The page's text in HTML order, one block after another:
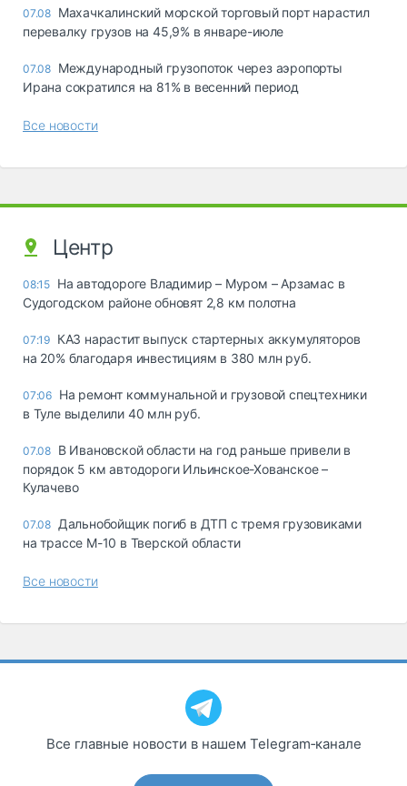
07.08 Махачкалинский морской торговый порт нарастил
перевалку грузов на 45,9% в январе-июле
07.08 Международный грузопоток через аэропорты
Ирана сократился на 81% в весенний период
Все новости
Центр
08:15 На автодороге Владимир – Муром – Арзамас в
Судогодском районе обновят 2,8 км полотна
07:19 КАЗ нарастит выпуск стартерных аккумуляторов
на 20% благодаря инвестициям в 380 млн руб.
07:06 На ремонт коммунальной и грузовой спецтехники
в Туле выделили 40 млн руб.
07.08 В Ивановской области на год раньше привели в
порядок 5 км автодороги Ильинское-Хованское –
Кулачево
07.08 Дальнобойщик погиб в ДТП с тремя грузовиками
на трассе М-10 в Тверской области
Все новости
Все главные новости в нашем Telegram‑канале